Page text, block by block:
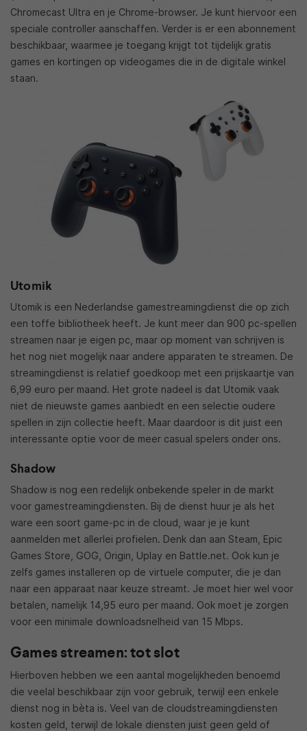
Chromecast Ultra en je Chrome-browser. Je kunt hiervoor een
speciale controller aanschaffen. Verder is er een abonnement
beschikbaar, waarmee je toegang krijgt tot tijdelijk gratis
games en kortingen op videogames die in de digitale winkel
staan.
Utomik
Utomik is een Nederlandse gamestreamingdienst die op zich
een toffe bibliotheek heeft. Je kunt meer dan 900 pc-spellen
streamen naar je eigen pc, maar op moment van schrijven is
het nog niet mogelijk naar andere apparaten te streamen. De
streamingdienst is relatief goedkoop met een prijskaartje van
6,99 euro per maand. Het grote nadeel is dat Utomik vaak
niet de nieuwste games aanbiedt en een selectie oudere
spellen in zijn collectie heeft. Maar daardoor is dit juist een
interessante optie voor de meer casual spelers onder ons.
Shadow
Shadow is nog een redelijk onbekende speler in de markt
voor gamestreamingdiensten. Bij de dienst huur je als het
ware een soort game-pc in de cloud, waar je je kunt
aanmelden met allerlei profielen. Denk dan aan Steam, Epic
Games Store, GOG, Origin, Uplay en Battle.net. Ook kun je
zelfs games installeren op de virtuele computer, die je dan
naar een apparaat naar keuze streamt. Je moet hier wel voor
betalen, namelijk 14,95 euro per maand. Ook moet je zorgen
voor een minimale downloadsnelheid van 15 Mbps.
Games streamen: tot slot
Hierboven hebben we een aantal mogelijkheden benoemd
die veelal beschikbaar zijn voor gebruik, terwijl een enkele
dienst nog in bèta is. Veel van de cloudstreamingdiensten
kosten geld, terwijl de lokale diensten juist geen geld of